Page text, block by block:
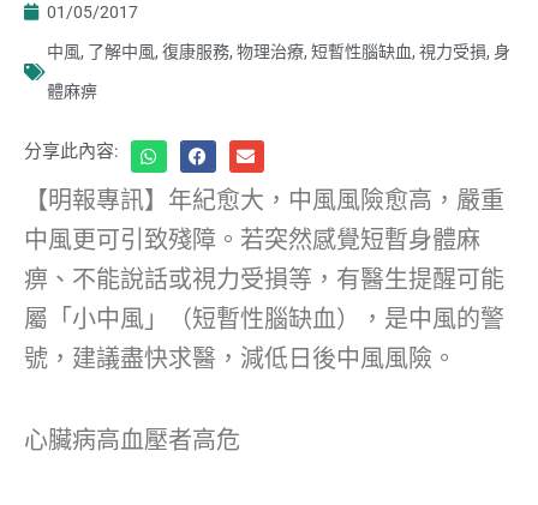
01/05/2017
中風, 了解中風, 復康服務, 物理治療, 短暫性腦缺血, 視力受損, 身
體麻痹
分享此內容:
【明報專訊】年紀愈大，中風風險愈高，嚴重
中風更可引致殘障。若突然感覺短暫身體麻
痹、不能說話或視力受損等，有醫生提醒可能
屬「小中風」（短暫性腦缺血），是中風的警
號，建議盡快求醫，減低日後中風風險。
心臟病高血壓者高危